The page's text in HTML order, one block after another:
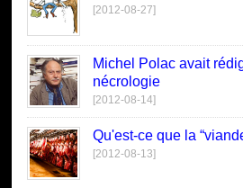
[2012-08-27]
Michel Polac avait
nécrologie
[2012-08-14]
Qu'est-ce que la
[2012-08-13]